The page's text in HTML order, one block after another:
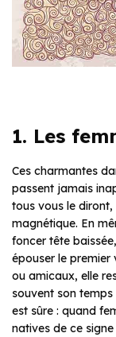
1. Les
Ces charmantes
passent jamais
tous vous le
magnétique. En
foncer tête
épouser le premier
ou amicaux, elle
souvent son temps
est sûre : quand
natives de ce